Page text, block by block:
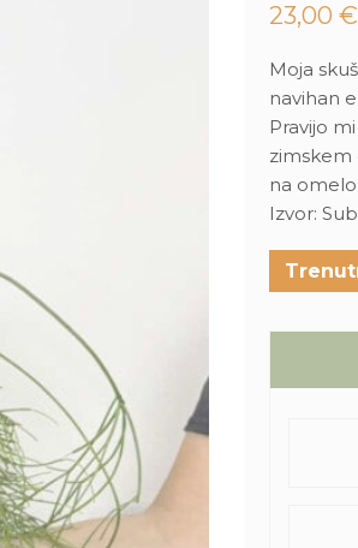
23,00 €
Moja
navihan
Pravijo
zimskem
na omelo.
Izvor: